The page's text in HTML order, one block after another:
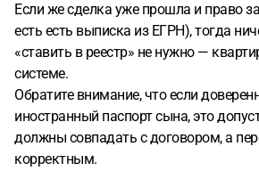
Если же сделка уже прошла и право
есть есть выписка из ЕГРН), тогда
«ставить в реестр» не нужно —
системе.
Обратите внимание, что если
иностранный паспорт сына, это
должны совпадать с договором, а
корректным.